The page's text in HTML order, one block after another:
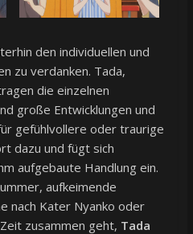
den individuellen und
zu verdanken. Tada,
die einzelnen
große Entwicklungen und
gefühlvollere oder traurige
dazu und fügt sich
aufgebaute Handlung ein.
aufkeimende
nach Kater Nyanko oder
zusammen geht, Tada